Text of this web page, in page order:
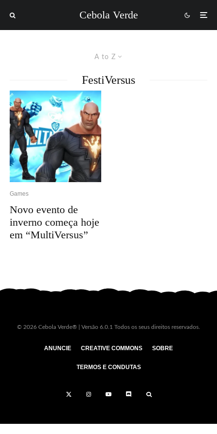
Cebola Verde
A to Z
FestiVersus
Games
Novo evento de
inverno começa hoje
em “MultiVersus”
© 2026 Cebola Verde® | Versão 6.0.1 Todos os seus direitos reservados.
ANUNCIE CREATIVE COMMONS SOBRE
TERMOS E CONDUTAS